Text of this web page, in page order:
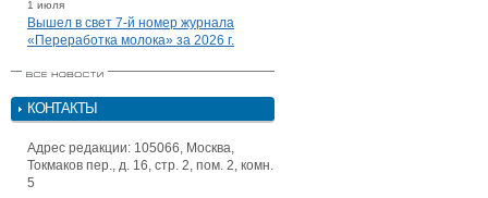
1 июля
Вышел в свет 7-й номер журнала
«Переработка молока» за 2026 г.
КОНТАКТЫ
Адрес редакции: 105066, Москва,
Токмаков пер., д. 16, стр. 2, пом. 2, комн.
5